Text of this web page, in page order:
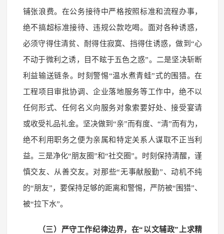
铺张浪费。在公务接待中严格按照标准和流程办事，
绝不搞超标准接待、违规公款吃喝。面对各种诱惑，
必须守得住清贫、耐得住寂寞、挡得住诱惑，做到“心
不动于微利之诱，目不眩于五色之惑”。二是坚决斩断
利益输送链条。时刻警惕“温水煮青蛙”式的围猎。在
工程项目审批协调、企业落地服务等工作中，绝不以
任何形式、任何名义向服务对象索要好处、接受宴请
或收受礼品礼金。坚决做到“亲”而有度、“清”而有为，
绝不利用职务之便为亲属和特定关系人谋取不正当利
益。三是净化“朋友圈”和“社交圈”。时刻保持清醒，谨
慎交友、从善交友。对那些“无事献殷勤”、动机不纯
的“朋友”，要保持足够的距离和警惕，严防被“围猎”、
被“拉下水”。
（三）严守工作纪律边界，在“以文辅政”上求精